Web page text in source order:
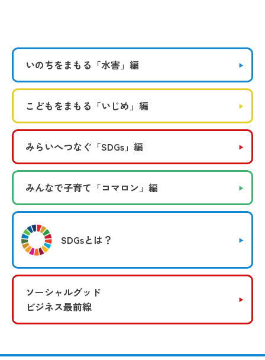
いのちをまもる 「水害」編
こどもをまもる 「いじめ」編
みらいへつなぐ 「SDGs」編
みんなで子育て 「コマロン」編
SDGsとは？
ソーシャルグッド
ビジネス最前線